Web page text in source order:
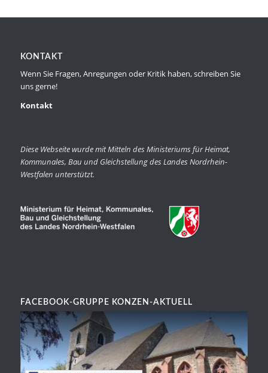
KONTAKT
Wenn Sie Fragen, Anregungen oder Kritik haben, schreiben Sie
uns gerne!
Kontakt
Diese Webseite wurde mit Mitteln des Ministeriums für Heimat,
Kommunales, Bau und Gleichstellung des Landes Nordrhein-
Westfalen unterstützt.
FACEBOOK-GRUPPE KONZEN-AKTUELL